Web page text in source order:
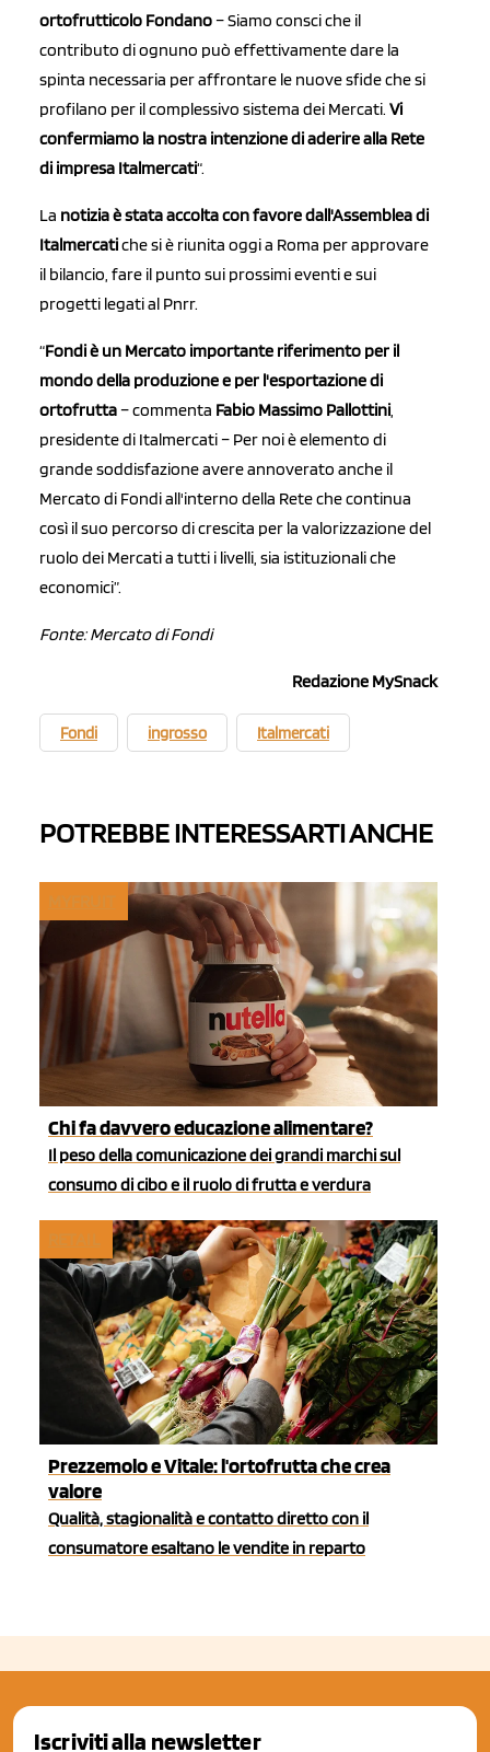
ortofrutticolo Fondano– Siamo consci che il
contributo di ognuno può effettivamente dare la
spinta necessaria per affrontare le nuove sfide che si
profilano per il complessivo sistema dei Mercati. Vi
confermiamo la nostra intenzione di aderire alla Rete
di impresa Italmercati“.
La notizia è stata accolta con favore dall'Assemblea di
Italmercatiche si è riunita oggi a Roma per approvare
il bilancio, fare il punto sui prossimi eventi e sui
progetti legati al Pnrr.
“Fondi è un Mercato importante riferimento per il
mondo della produzione e per l'esportazione di
ortofrutta– commenta Fabio Massimo Pallottini,
presidente di Italmercati – Per noi è elemento di
grande soddisfazione avere annoverato anche il
Mercato di Fondi all'interno della Rete che continua
così il suo percorso di crescita per la valorizzazione del
ruolo dei Mercati a tutti i livelli, sia istituzionali che
economici”.
Fonte: Mercato di Fondi
Redazione MySnack
Fondi ingrosso Italmercati
POTREBBE INTERESSARTI ANCHE
Chi fa davvero educazione alimentare?
Il peso della comunicazione dei grandi marchi sul
consumo di cibo e il ruolo di frutta e verdura
Prezzemolo e Vitale: l'ortofrutta che crea
valore
Qualità, stagionalità e contatto diretto con il
consumatore esaltano le vendite in reparto
Iscriviti alla newsletter